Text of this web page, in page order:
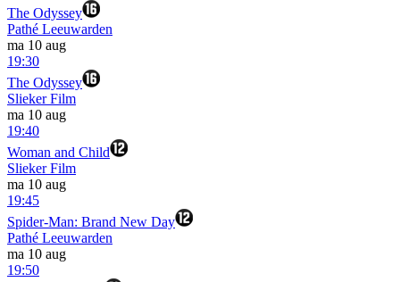
The Odyssey
Pathé Leeuwarden
ma 10 aug
19:30
The Odyssey
Slieker Film
ma 10 aug
19:40
Woman and Child
Slieker Film
ma 10 aug
19:45
Spider-Man: Brand New Day
Pathé Leeuwarden
ma 10 aug
19:50